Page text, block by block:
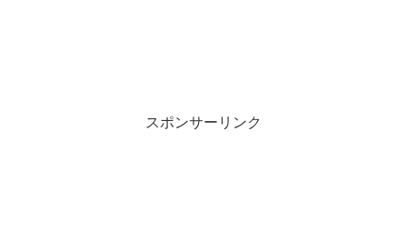
スポンサーリンク